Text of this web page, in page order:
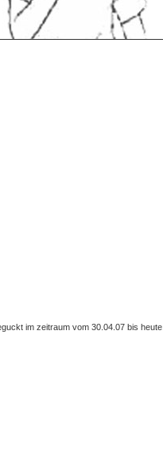
im zeitraum vom 30.04.07 bis heute.